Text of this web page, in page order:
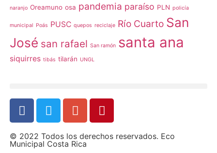
naranjo Oreamuno osa pandemia paraíso PLN policía
municipal Poás PUSC quepos reciclaje Río Cuarto San
José san rafael San ramón santa ana
siquirres tibás tilarán UNGL
© 2022 Todos los derechos reservados. Eco
Municipal Costa Rica